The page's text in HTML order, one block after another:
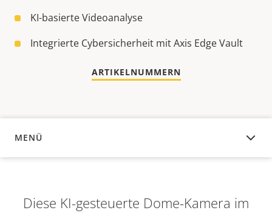
KI-basierte Videoanalyse
Integrierte Cybersicherheit mit Axis Edge Vault
ARTIKELNUMMERN
MENÜ
ÜBERSICHT
Diese KI-gesteuerte Dome-Kamera im